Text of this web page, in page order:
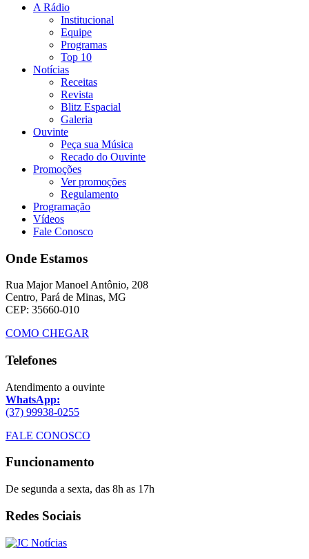
A Rádio
Institucional
Equipe
Programas
Top 10
Notícias
Receitas
Revista
Blitz Espacial
Galeria
Ouvinte
Peça sua Música
Recado do Ouvinte
Promoções
Ver promoções
Regulamento
Programação
Vídeos
Fale Conosco
Onde Estamos
Rua Major Manoel Antônio, 208
Centro, Pará de Minas, MG
CEP: 35660-010
COMO CHEGAR
Telefones
Atendimento a ouvinte
WhatsApp:
(37) 99938-0255
FALE CONOSCO
Funcionamento
De segunda a sexta, das 8h as 17h
Redes Sociais